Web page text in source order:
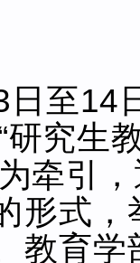
至14
研究生
牵引
形式
教育